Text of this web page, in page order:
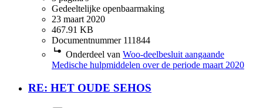
Gedeeltelijke openbaarmaking
23 maart 2020
467.91 KB
Documentnummer 111844
Onderdeel van Woo-deelbesluit aangaande
Medische hulpmiddelen over de periode maart 2020
RE: HET OUDE SEHOS